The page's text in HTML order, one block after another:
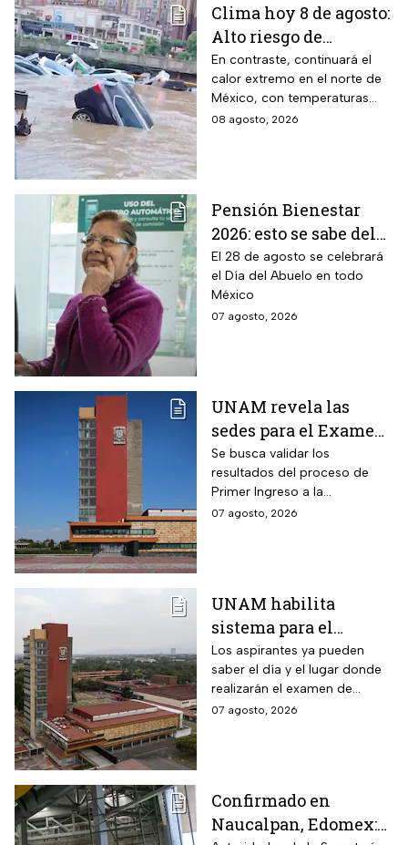
Clima hoy 8 de agosto:
Alto riesgo de
inundaciones y
desbordamiento de
ríos por lluvias
intensas en dos
En contraste, continuará el
calor extremo en el norte de
México, con temperaturas
superiores a 45°C en el
08 agosto, 2026
Pensión Bienestar
2026: esto se sabe del
pago por el Día del
Abuelo en agosto
El 28 de agosto se celebrará
el Día del Abuelo en todo
México
07 agosto, 2026
UNAM revela las
sedes para el Examen
de control 2026;
consulta dónde será
Se busca validar los
resultados del proceso de
Primer Ingreso a la
Licenciatura luego de
07 agosto, 2026
UNAM habilita
sistema para el
examen de control: así
puedes consultar
fecha, hora y sede
Los aspirantes ya pueden
saber el día y el lugar donde
realizarán el examen de
control de forma presencial
07 agosto, 2026
Confirmado en
Naucalpan, Edomex: